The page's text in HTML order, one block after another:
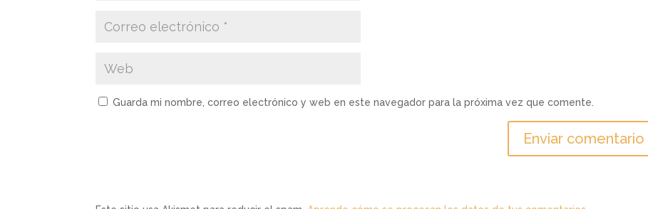
Guarda mi nombre, correo electrónico y web en este navegador para la próxima vez que comente.